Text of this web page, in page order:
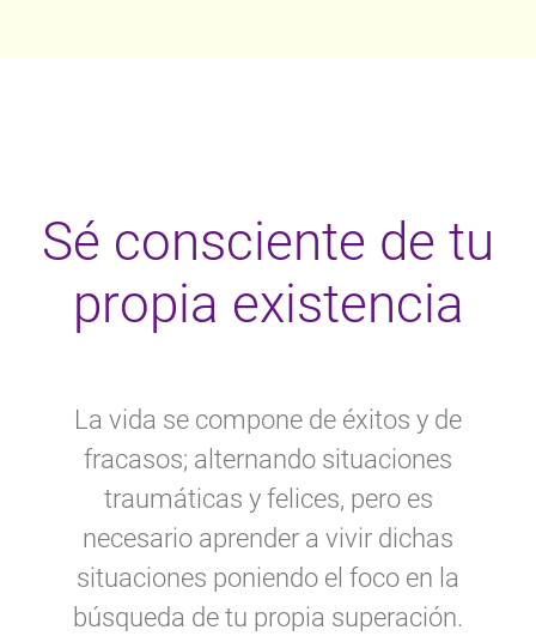
Sé consciente de tu
propia existencia
La vida se compone de éxitos y de
fracasos; alternando situaciones
traumáticas y felices, pero es
necesario aprender a vivir dichas
situaciones poniendo el foco en la
búsqueda de tu propia superación.